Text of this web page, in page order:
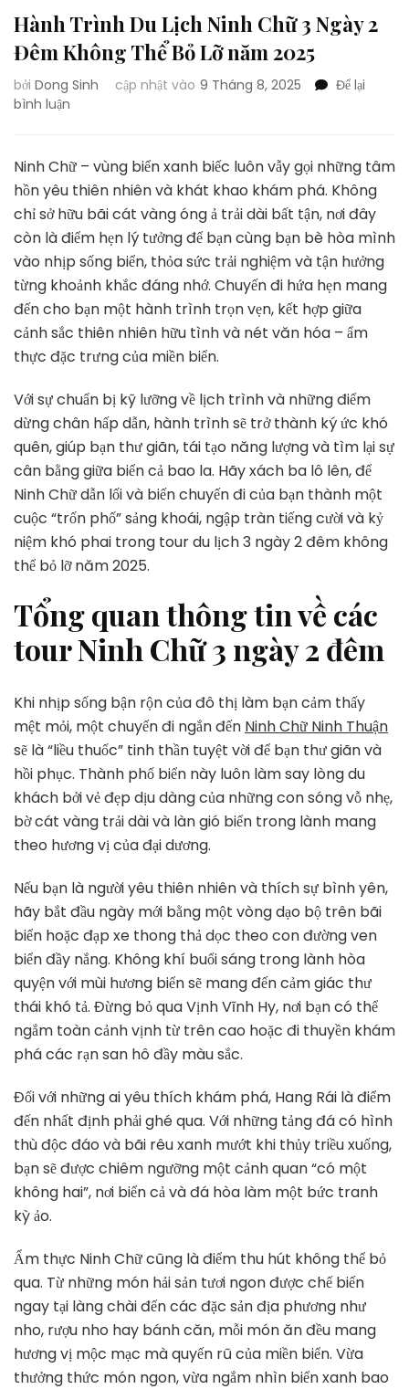
Hành Trình Du Lịch Ninh Chữ 3 Ngày 2
Đêm Không Thể Bỏ Lỡ năm 2025
bởi Dong Sinh cập nhật vào 9 Tháng 8, 2025
Để lại
bình luận
Du
Lịch
Ninh
Chữ
3
Ngày
Đêm
Không
Thể
Bỏ
năm
2025
Ninh Chữ – vùng biển xanh biếc luôn vẫy gọi những tâm
hồn yêu thiên nhiên và khát khao khám phá. Không
chỉ sở hữu bãi cát vàng óng ả trải dài bất tận, nơi đây
còn là điểm hẹn lý tưởng để bạn cùng bạn bè hòa mình
vào nhịp sống biển, thỏa sức trải nghiệm và tận hưởng
từng khoảnh khắc đáng nhớ. Chuyến đi hứa hẹn mang
đến cho bạn một hành trình trọn vẹn, kết hợp giữa
cảnh sắc thiên nhiên hữu tình và nét văn hóa – ẩm
thực đặc trưng của miền biển.
Với sự chuẩn bị kỹ lưỡng về lịch trình và những điểm
dừng chân hấp dẫn, hành trình sẽ trở thành ký ức khó
quên, giúp bạn thư giãn, tái tạo năng lượng và tìm lại sự
cân bằng giữa biển cả bao la. Hãy xách ba lô lên, để
Ninh Chữ dẫn lối và biến chuyến đi của bạn thành một
cuộc “trốn phố” sảng khoái, ngập tràn tiếng cười và kỷ
niệm khó phai trong tour du lịch 3 ngày 2 đêm không
thể bỏ lỡ năm 2025.
Tổng quan thông tin về các
tour Ninh Chữ 3 ngày 2 đêm
Khi nhịp sống bận rộn của đô thị làm bạn cảm thấy
mệt mỏi, một chuyến đi ngắn đến Ninh Chữ Ninh Thuận
sẽ là “liều thuốc” tinh thần tuyệt vời để bạn thư giãn và
hồi phục. Thành phố biển này luôn làm say lòng du
khách bởi vẻ đẹp dịu dàng của những con sóng vỗ nhẹ,
bờ cát vàng trải dài và làn gió biển trong lành mang
theo hương vị của đại dương.
Nếu bạn là người yêu thiên nhiên và thích sự bình yên,
hãy bắt đầu ngày mới bằng một vòng dạo bộ trên bãi
biển hoặc đạp xe thong thả dọc theo con đường ven
biển đầy nắng. Không khí buổi sáng trong lành hòa
quyện với mùi hương biển sẽ mang đến cảm giác thư
thái khó tả. Đừng bỏ qua Vịnh Vĩnh Hy, nơi bạn có thể
ngắm toàn cảnh vịnh từ trên cao hoặc đi thuyền khám
phá các rạn san hô đầy màu sắc.
Đối với những ai yêu thích khám phá, Hang Rái là điểm
đến nhất định phải ghé qua. Với những tảng đá có hình
thù độc đáo và bãi rêu xanh mướt khi thủy triều xuống,
bạn sẽ được chiêm ngưỡng một cảnh quan “có một
không hai”, nơi biển cả và đá hòa làm một bức tranh
kỳ ảo.
Ẩm thực Ninh Chữ cũng là điểm thu hút không thể bỏ
qua. Từ những món hải sản tươi ngon được chế biến
ngay tại làng chài đến các đặc sản địa phương như
nho, rượu nho hay bánh căn, mỗi món ăn đều mang
hương vị mộc mạc mà quyến rũ của miền biển. Vừa
thưởng thức món ngon, vừa ngắm nhìn biển xanh bao